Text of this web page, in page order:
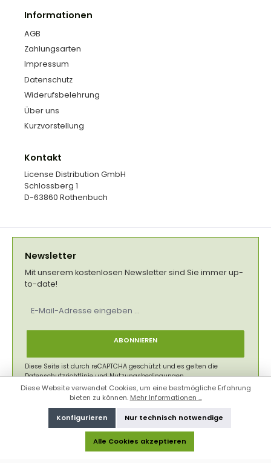
Informationen
AGB
Zahlungsarten
Impressum
Datenschutz
Widerufsbelehrung
Über uns
Kurzvorstellung
Kontakt
License Distribution GmbH
Schlossberg 1
D-63860 Rothenbuch
Newsletter
Mit unserem kostenlosen Newsletter sind Sie immer up-
to-date!
Mail-
ABONNIEREN
Diese Seite ist durch reCAPTCHA geschützt und es gelten die
DatenschutzrichtlinieundNutzungsbedingungen.
Datenschutz
Ich habe dieDatenschutzbestimmungen
genommen und dieAGB
gelesen und bin mit ihnen
einverstanden.*
Diese Website verwendet Cookies, um eine bestmögliche Erfahrung
bieten zu können. Mehr Informationen ...
Nur technisch notwendige
Konfigurieren
Alle Cookies akzeptieren